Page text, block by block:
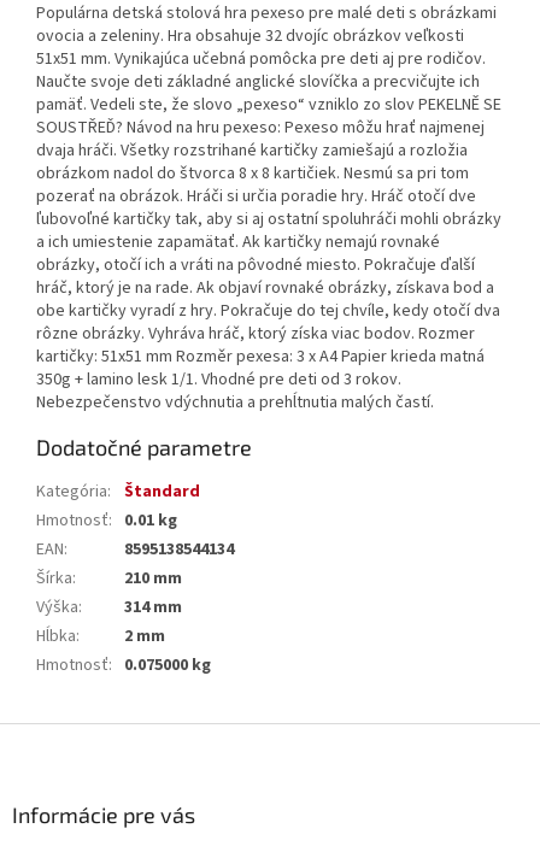
Populárna detská stolová hra pexeso pre malé deti s obrázkami
ovocia a zeleniny. Hra obsahuje 32 dvojíc obrázkov veľkosti
51x51 mm. Vynikajúca učebná pomôcka pre deti aj pre rodičov.
Naučte svoje deti základné anglické slovíčka a precvičujte ich
pamäť. Vedeli ste, že slovo „pexeso“ vzniklo zo slov PEKELNĚ SE
SOUSTŘEĎ? Návod na hru pexeso: Pexeso môžu hrať najmenej
dvaja hráči. Všetky rozstrihané kartičky zamiešajú a rozložia
obrázkom nadol do štvorca 8 x 8 kartičiek. Nesmú sa pri tom
pozerať na obrázok. Hráči si určia poradie hry. Hráč otočí dve
ľubovoľné kartičky tak, aby si aj ostatní spoluhráči mohli obrázky
a ich umiestenie zapamätať. Ak kartičky nemajú rovnaké
obrázky, otočí ich a vráti na pôvodné miesto. Pokračuje ďalší
hráč, ktorý je na rade. Ak objaví rovnaké obrázky, získava bod a
obe kartičky vyradí z hry. Pokračuje do tej chvíle, kedy otočí dva
rôzne obrázky. Vyhráva hráč, ktorý získa viac bodov. Rozmer
kartičky: 51x51 mm Rozměr pexesa: 3 x A4 Papier krieda matná
350g + lamino lesk 1/1. Vhodné pre deti od 3 rokov.
Nebezpečenstvo vdýchnutia a prehĺtnutia malých častí.
Dodatočné parametre
Kategória: Štandard
Hmotnosť: 0.01 kg
EAN:
8595138544134
Šírka:
210 mm
Výška:
314 mm
Hĺbka:
2 mm
Hmotnosť: 0.075000 kg
Informácie pre vás